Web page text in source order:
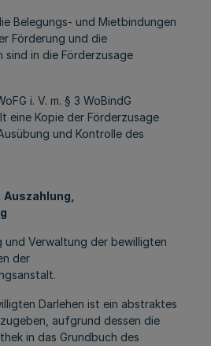
Belegungs- und Mietbindungen
Förderung und die
sind in die Förderzusage
i. V. m. § 3 WoBindG
eine Kopie der Förderzusage
und Kontrolle des
und Verwaltung der bewilligten
der
Darlehen ist ein abstraktes
aufgrund dessen die
in das Grundbuch des